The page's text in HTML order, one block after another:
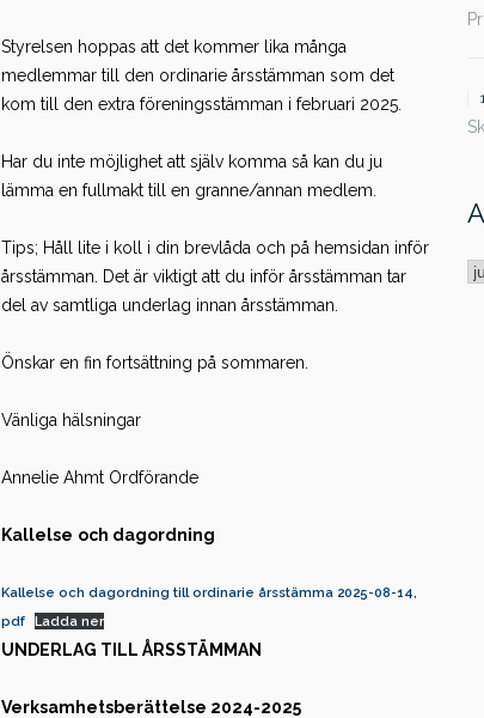
Styrelsen hoppas att det kommer lika många
medlemmar till den ordinarie årsstämman som det
kom till den extra föreningsstämman i februari 2025.
Har du inte möjlighet att själv komma så kan du ju
lämma en fullmakt till en granne/annan medlem.
Tips; Håll lite i koll i din brevlåda och på hemsidan inför
årsstämman. Det är viktigt att du inför årsstämman tar
del av samtliga underlag innan årsstämman.
Önskar en fin fortsättning på sommaren.
Vänliga hälsningar
Annelie Ahmt Ordförande
Kallelse och dagordning
Kallelse och dagordning till ordinarie årsstämma 2025-08-14,
pdf Ladda ner
UNDERLAG TILL ÅRSSTÄMMAN
Verksamhetsberättelse 2024-2025